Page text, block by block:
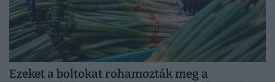
Ezeket a boltokat rohamozták meg a